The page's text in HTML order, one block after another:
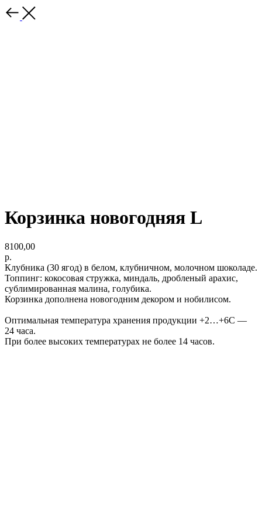
Корзинка новогодняя L
8100,00
р.
Клубника (30 ягод) в белом, клубничном, молочном шоколаде.
Топпинг: кокосовая стружка, миндаль, дробленый арахис,
сублимированная малина, голубика.
Корзинка дополнена новогодним декором и нобилисом.
Оптимальная температура хранения продукции +2…+6С —
24 часа.
При более высоких температурах не более 14 часов.